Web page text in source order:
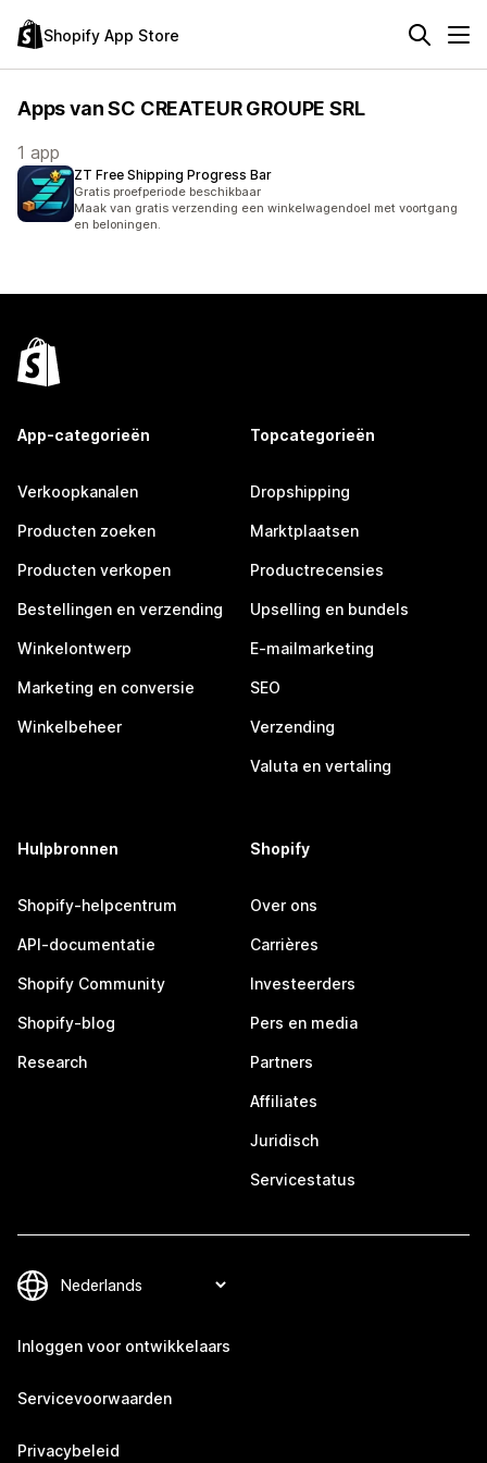
Shopify App Store
Apps van SC CREATEUR GROUPE SRL
1 app
ZT Free Shipping Progress Bar
Gratis proefperiode beschikbaar
Maak van gratis verzending een winkelwagendoel met voortgang
en beloningen.
App-categorieën
Verkoopkanalen
Producten zoeken
Producten verkopen
Bestellingen en verzending
Winkelontwerp
Marketing en conversie
Winkelbeheer
Topcategorieën
Dropshipping
Marktplaatsen
Productrecensies
Upselling en bundels
E-mailmarketing
SEO
Verzending
Valuta en vertaling
Hulpbronnen
Shopify-helpcentrum
API-documentatie
Shopify Community
Shopify-blog
Research
Shopify
Over ons
Carrières
Investeerders
Pers en media
Partners
Affiliates
Juridisch
Servicestatus
Inloggen voor ontwikkelaars
Servicevoorwaarden
Privacybeleid